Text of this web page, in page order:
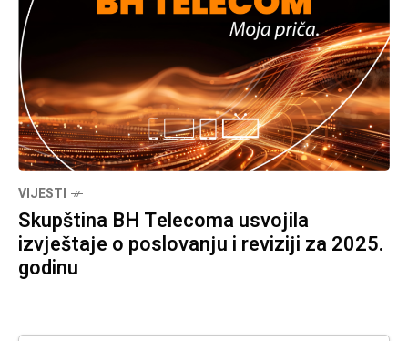
VIJESTI
Skupština BH Telecoma usvojila
izvještaje o poslovanju i reviziji za 2025.
godinu